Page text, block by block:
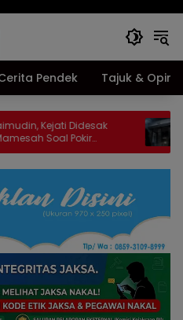
Pendek Tajuk & Opini
Didesak
Pokir
Diduga
Kejati